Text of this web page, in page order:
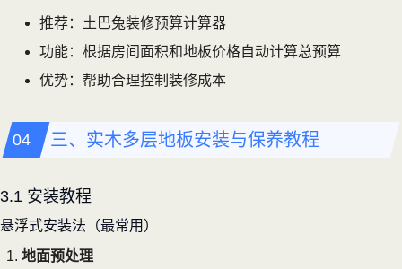
推荐：土巴兔装修预算计算器
功能：根据房间面积和地板价格自动计算总预算
优势：帮助合理控制装修成本
三、实木多层地板安装与保养教程
3.1 安装教程
悬浮式安装法（最常用）
地面预处理